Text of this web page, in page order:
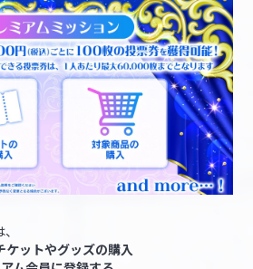
ケットやグッズの購入